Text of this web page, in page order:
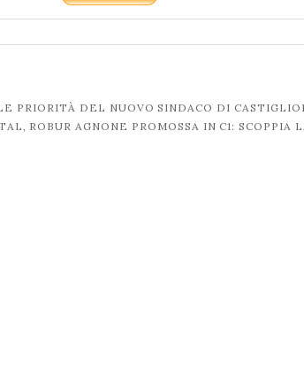
PRIORITÀ DEL NUOVO SINDACO DI
ROBUR AGNONE PROMOSSA IN C1: